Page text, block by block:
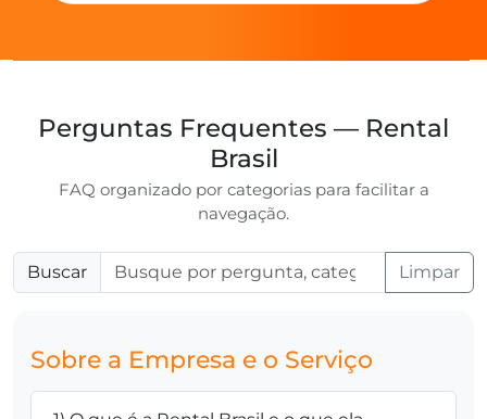
Perguntas Frequentes — Rental
Brasil
FAQ organizado por categorias para facilitar a
navegação.
Buscar Limpar
Sobre a Empresa e o Serviço